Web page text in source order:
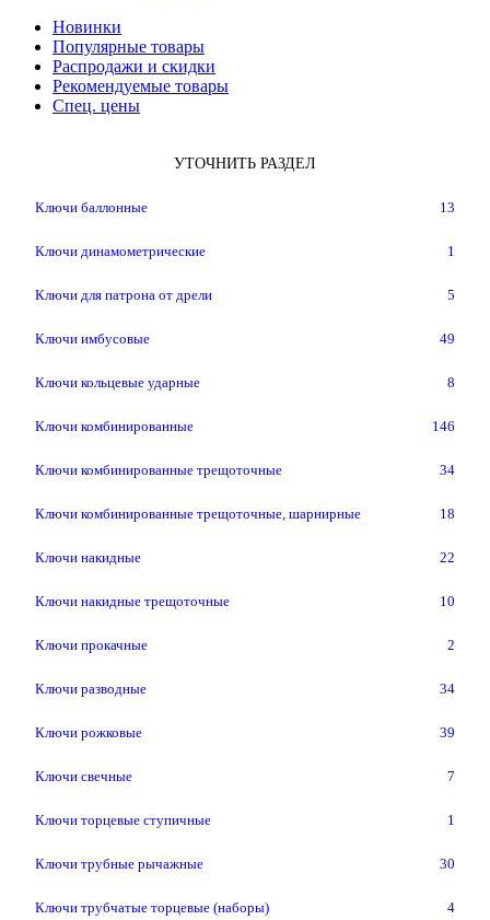
Новинки
Популярные товары
Распродажи и скидки
Рекомендуемые товары
Спец. цены
УТОЧНИТЬ РАЗДЕЛ
Ключи баллонные 13
Ключи динамометрические 1
Ключи для патрона от дрели 5
Ключи имбусовые 49
Ключи кольцевые ударные 8
Ключи комбинированные 146
Ключи комбинированные трещоточные 34
Ключи комбинированные трещоточные, шарнирные 18
Ключи накидные 22
Ключи накидные трещоточные 10
Ключи прокачные 2
Ключи разводные 34
Ключи рожковые 39
Ключи свечные 7
Ключи торцевые ступичные 1
Ключи трубные рычажные 30
Ключи трубчатые торцевые (наборы) 4